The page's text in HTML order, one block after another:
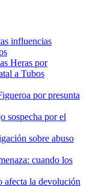
influencias
Heras por
a Tubos
por presunta
sospecha por el
sobre abuso
cuando los
afecta la devolución